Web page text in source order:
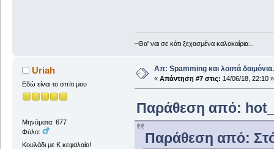
~Θα' ναι σε κάτι ξεχασμένα καλοκαίρια...
Uriah
Εδώ είναι το σπίτι μου
Μηνύματα: 677
Φύλο:
Κουλάδι με Κ κεφαλαίο!
Απ: Spamming και λοιπά
« Απάντηση #7 στις: 14/06/18, 22:10 »
Παράθεση από:
Παράθεση από: